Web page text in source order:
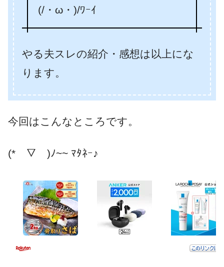
(/・ω・)/ﾜｰｲ
やる夫スレの紹介・感想は以上にな
ります。
今回はこんなところです。
(*￣▽￣)ﾉ~~ ﾏﾀﾈｰ♪